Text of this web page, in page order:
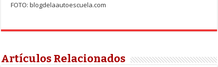
FOTO: blogdelaautoescuela.com
Artículos Relacionados